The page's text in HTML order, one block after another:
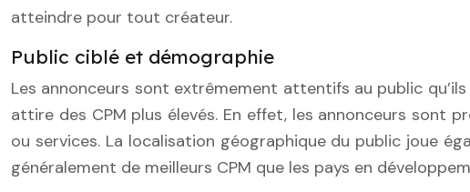
atteindre pour tout créateur.
Public ciblé et démographie
Les annonceurs sont extrêmement attentifs au public
attire des CPM plus élevés. En effet, les annonceurs sont
ou services. La localisation géographique du public joue
généralement de meilleurs CPM que les pays en